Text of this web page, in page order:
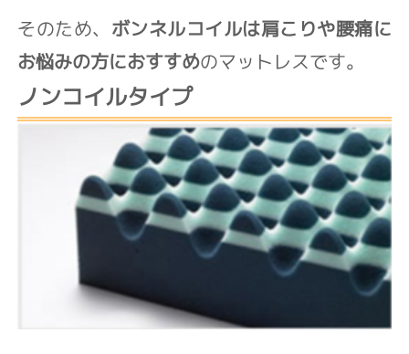
そのため、 ボンネルコイルは肩こりや腰痛に
お悩みの方におすすめのマットレスです。
ノンコイルタイプ